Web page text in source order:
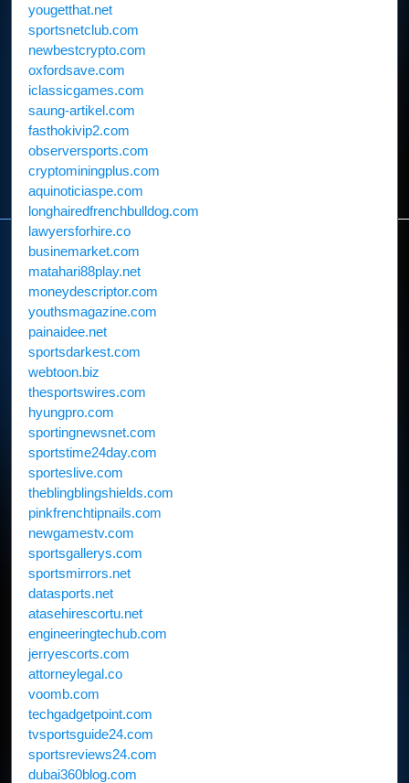
yougetthat.net
sportsnetclub.com
newbestcrypto.com
oxfordsave.com
iclassicgames.com
saung-artikel.com
fasthokivip2.com
observersports.com
cryptominingplus.com
aquinoticiaspe.com
longhairedfrenchbulldog.com
lawyersforhire.co
businemarket.com
matahari88play.net
moneydescriptor.com
youthsmagazine.com
painaidee.net
sportsdarkest.com
webtoon.biz
thesportswires.com
hyungpro.com
sportingnewsnet.com
sportstime24day.com
sporteslive.com
theblingblingshields.com
pinkfrenchtipnails.com
newgamestv.com
sportsgallerys.com
sportsmirrors.net
datasports.net
atasehirescortu.net
engineeringtechub.com
jerryescorts.com
attorneylegal.co
voomb.com
techgadgetpoint.com
tvsportsguide24.com
sportsreviews24.com
dubai360blog.com